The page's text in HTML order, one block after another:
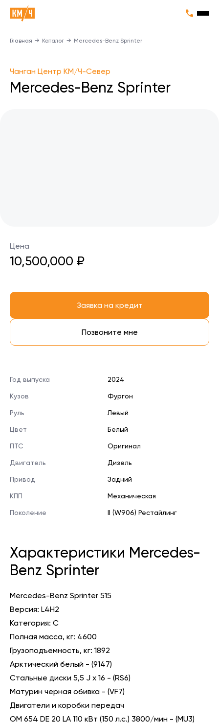
Главная → Каталог → Mercedes-Benz Sprinter
Чанган Центр КМ/Ч-Север
Mercedes-Benz Sprinter
Цена
10,500,000 ₽
Год выпуска 2024
Кузов Фургон
Руль Левый
Цвет Белый
ПТС Оригинал
Двигатель Дизель
Привод Задний
КПП Механическая
Поколение II (W906) Рестайлинг
Заявка на кредит
Позвоните мне
Характеристики Mercedes-
Benz Sprinter
Mercedes-Benz Sprinter 515
Версия: L4H2
Категория: C
Полная масса, кг: 4600
Грузоподъемность, кг: 1892
Арктический белый - (9147)
Стальные диски 5,5 J x 16 - (RS6)
Матурин черная обивка - (VF7)
Двигатели и коробки передач
OM 654 DE 20 LA 110 кВт (150 л.с.) 3800/мин - (MU3)